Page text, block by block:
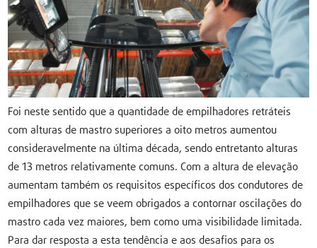
Foi neste sentido que a quantidade de empilhadores retráteis
com alturas de mastro superiores a oito metros aumentou
consideravelmente na última década, sendo entretanto alturas
de 13 metros relativamente comuns. Com a altura de elevação
aumentam também os requisitos específicos dos condutores de
empilhadores que se veem obrigados a contornar oscilações do
mastro cada vez maiores, bem como uma visibilidade limitada.
Para dar resposta a esta tendência e aos desafios para os